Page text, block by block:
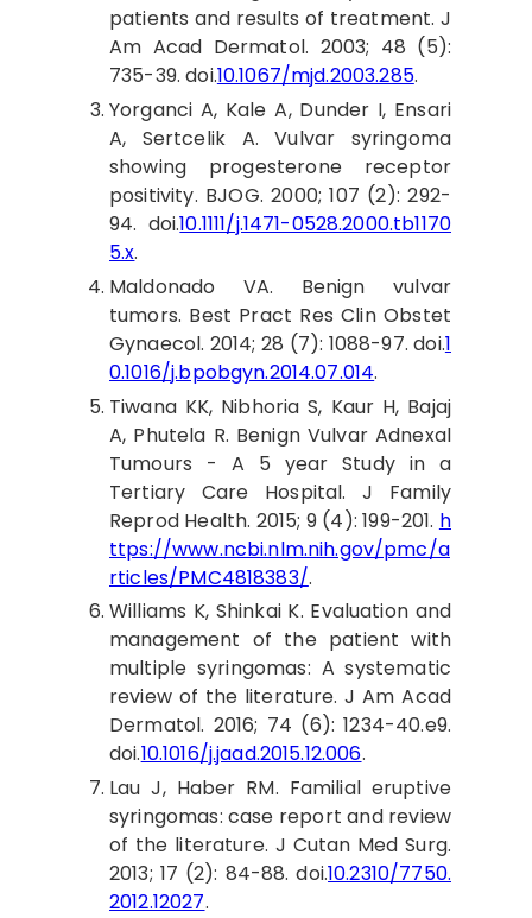
patients and results of treatment. J
Am Acad Dermatol. 2003; 48 (5):
735-39. doi.10.1067/mjd.2003.285.
Yorganci A, Kale A, Dunder I, Ensari
A, Sertcelik A. Vulvar syringoma
showing progesterone receptor
positivity. BJOG. 2000; 107 (2): 292-
94. doi.10.1111/j.1471-0528.2000.tb1170
5.x.
Maldonado VA. Benign vulvar
tumors. Best Pract Res Clin Obstet
Gynaecol. 2014; 28 (7): 1088-97. doi.1
0.1016/j.bpobgyn.2014.07.014.
TiwanaKK, Nibhoria S, Kaur H, Bajaj
A, Phutela R. Benign Vulvar Adnexal
Tumours - A 5 year Study in a
Tertiary Care Hospital. J Family
Reprod Health. 2015; 9 (4): 199-201. h
ttps://www.ncbi.nlm.nih.gov/pmc/a
rticles/PMC4818383/.
Williams K, Shinkai K. Evaluation and
management of the patient with
multiple syringomas: A systematic
review of the literature. J Am Acad
Dermatol. 2016; 74 (6): 1234-40.e9.
doi.10.1016/j.jaad.2015.12.006.
Lau J, Haber RM. Familial eruptive
syringomas: case report and review
of the literature. J Cutan Med Surg.
2013; 17 (2): 84-88. doi.10.2310/7750.
2012.12027.